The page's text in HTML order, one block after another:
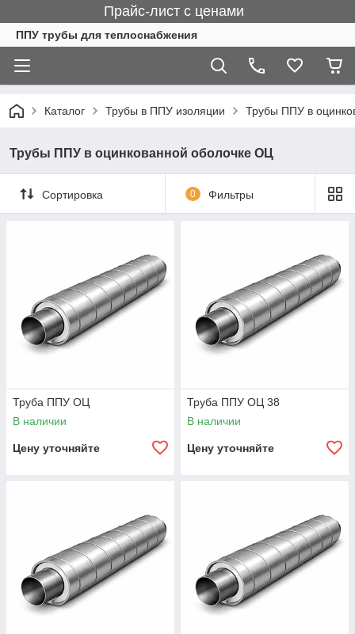
Прайс-лист с ценами
ППУ трубы для теплоснабжения
Каталог Трубы в ППУ изоляции Трубы ППУ в
Трубы ППУ в оцинкованной оболочке ОЦ
Сортировка 0 Фильтры
Труба ППУ ОЦ
В наличии
Цену уточняйте
Труба ППУ ОЦ 38
В наличии
Цену уточняйте